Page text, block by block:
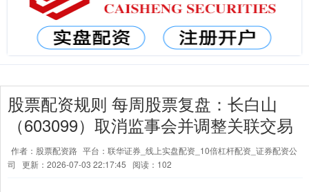
股票配资规则 每周股票复盘：长白山
（603099）取消监事会并调整关联交易
作者：股票配资路 平台：联华证券_线上实盘配资_10倍杠杆配资_证券配资公
司
更新：2026-07-03 22:17:45 阅读：102